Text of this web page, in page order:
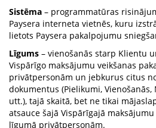
Sistēma – programmatūras
Paysera interneta vietnēs, kuru
lietots Paysera pakalpojumu
Līgums – vienošanās starp Klientu
Vispārīgo maksājumu veikšanas
privātpersonām un jebkurus citus
dokumentus (Pielikumi,
utt.), tajā skaitā, bet ne tikai
atsauce šajā Vispārīgajā
līgumā privātpersonām.